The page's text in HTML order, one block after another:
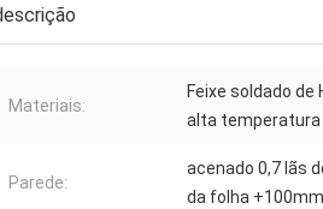
Materiais:
Feixe soldado de
alta temperatura
Parede:
acenado 0,7 lãs
da folha +100mm